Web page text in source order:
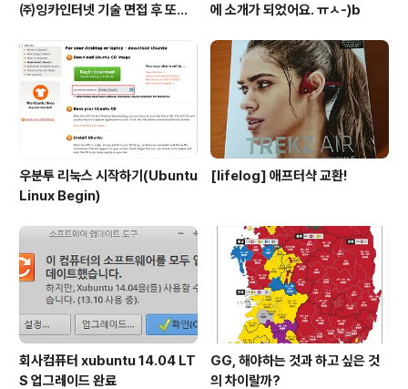
㈜잉카인터넷 기술 면접 후 또한
업!!
에 소개가 되었어요. ㅠㅅ-)b
우분투 리눅스 시작하기(Ubuntu
Linux Begin)
[lifelog] 애프터샥 교환!
회사컴퓨터 xubuntu 14.04 LT
S 업그레이드 완료
GG, 해야하는 것과 하고 싶은 것
의 차이랄까?